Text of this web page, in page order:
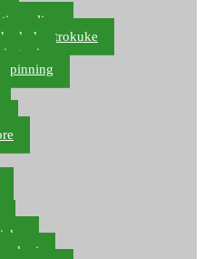
varalica
trokuke
spinning